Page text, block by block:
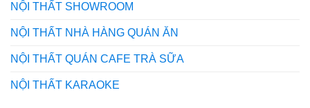
NỘI THẤT SHOWROOM
NỘI THẤT NHÀ HÀNG QUÁN ĂN
NỘI THẤT QUÁN CAFE TRÀ SỮA
NỘI THẤT KARAOKE